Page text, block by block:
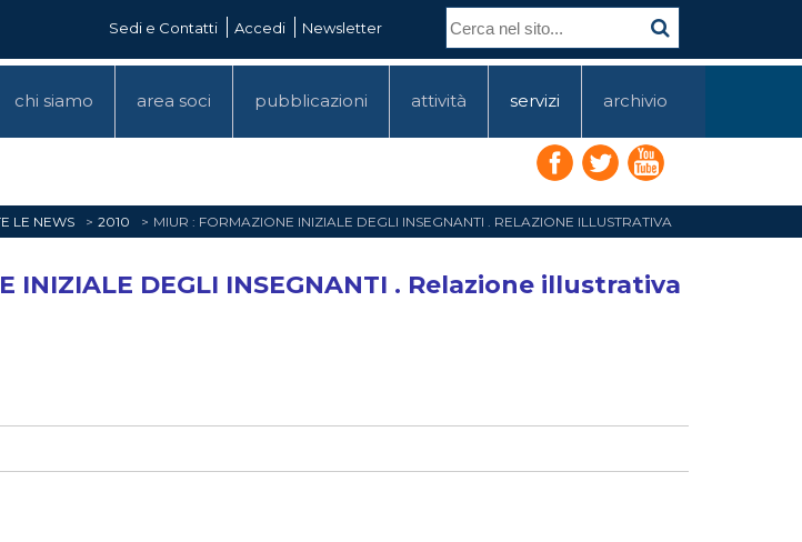
Sedi e Contatti Accedi Newsletter
chi siamo area soci pubblicazioni attività servizi archivio
LE NEWS 2010 MIUR : FORMAZIONE INIZIALE DEGLI INSEGNANTI . RELAZIONE ILLUSTRATIVA
INIZIALE DEGLI INSEGNANTI . Relazione illustrativa